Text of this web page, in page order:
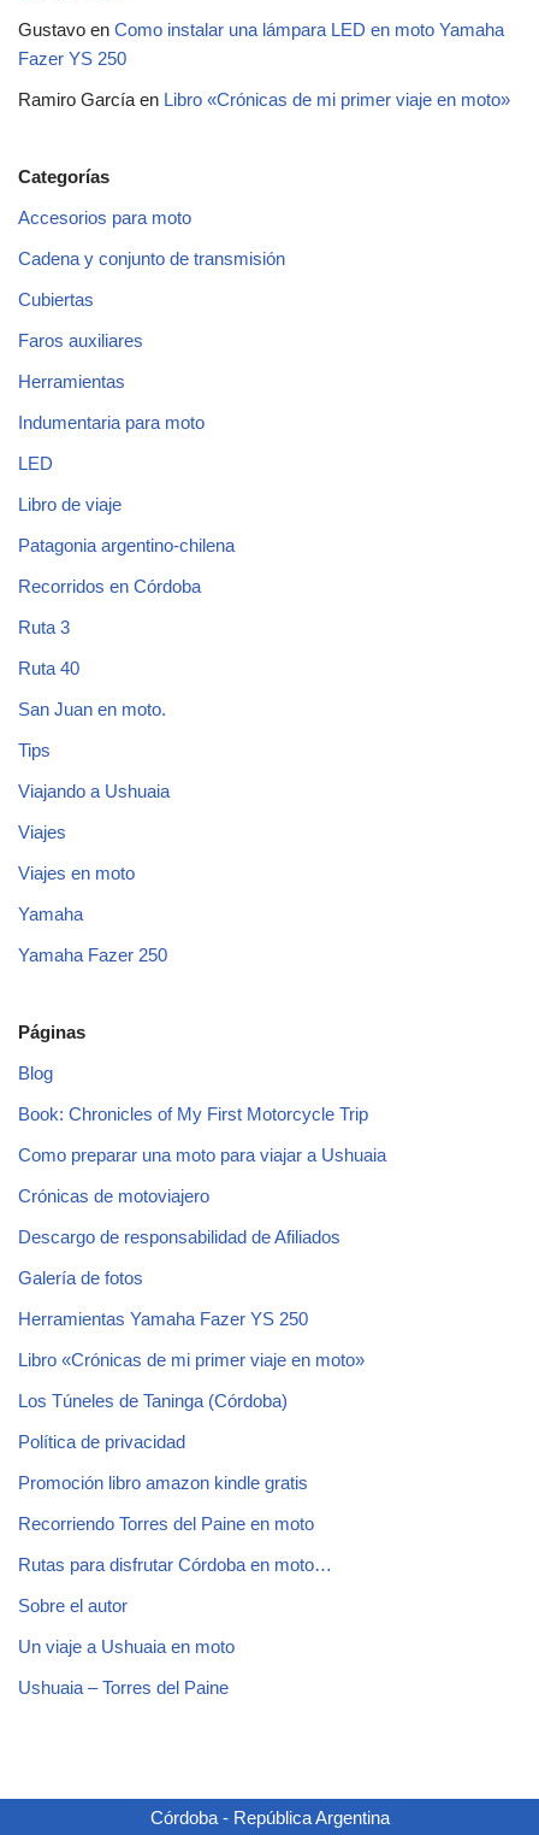
Gustavo en Como instalar una lámpara LED en moto Yamaha
Fazer YS 250
Ramiro García en Libro «Crónicas de mi primer viaje en moto»
Categorías
Accesorios para moto
Cadena y conjunto de transmisión
Cubiertas
Faros auxiliares
Herramientas
Indumentaria para moto
LED
Libro de viaje
Patagonia argentino-chilena
Recorridos en Córdoba
Ruta 3
Ruta 40
San Juan en moto.
Tips
Viajando a Ushuaia
Viajes
Viajes en moto
Yamaha
Yamaha Fazer 250
Páginas
Blog
Book: Chronicles of My First Motorcycle Trip
Como preparar una moto para viajar a Ushuaia
Crónicas de motoviajero
Descargo de responsabilidad de Afiliados
Galería de fotos
Herramientas Yamaha Fazer YS 250
Libro «Crónicas de mi primer viaje en moto»
Los Túneles de Taninga (Córdoba)
Política de privacidad
Promoción libro amazon kindle gratis
Recorriendo Torres del Paine en moto
Rutas para disfrutar Córdoba en moto…
Sobre el autor
Un viaje a Ushuaia en moto
Ushuaia – Torres del Paine
Córdoba - República Argentina